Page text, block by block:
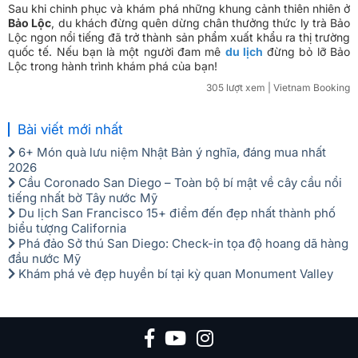
Sau khi chinh phục và khám phá những khung cảnh thiên nhiên ở
Bảo Lộc, du khách đừng quên dừng chân thưởng thức ly trà Bảo
Lộc ngon nổi tiếng đã trở thành sản phẩm xuất khẩu ra thị trường
quốc tế. Nếu bạn là một người đam mê du lịch đừng bỏ lỡ Bảo
Lộc trong hành trình khám phá của bạn!
305 lượt xem | Vietnam Booking
Bài viết mới nhất
6+ Món quà lưu niệm Nhật Bản ý nghĩa, đáng mua nhất
2026
Cầu Coronado San Diego – Toàn bộ bí mật về cây cầu nổi
tiếng nhất bờ Tây nước Mỹ
Du lịch San Francisco 15+ điểm đến đẹp nhất thành phố
biểu tượng California
Phá đảo Sở thú San Diego: Check-in tọa độ hoang dã hàng
đầu nước Mỹ
Khám phá vẻ đẹp huyền bí tại kỳ quan Monument Valley